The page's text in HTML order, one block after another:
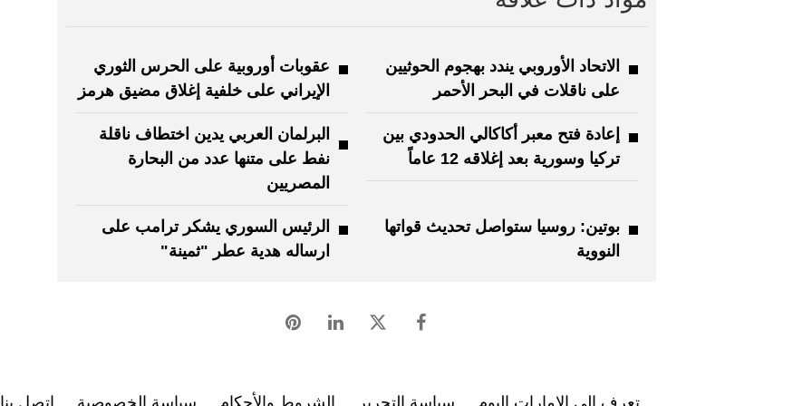
الاتحاد الأوروبي يندد بهجوم الحوثيين
على ناقلات في البحر الأحمر
عقوبات أوروبية على الحرس الثوري
الإيراني على خلفية إغلاق مضيق هرمز
إعادة فتح معبر أكاكالي الحدودي بين
تركيا وسورية بعد إغلاقه 12 عاماً
البرلمان العربي يدين اختطاف ناقلة
نفط على متنها عدد من البحارة
المصريين
بوتين: روسيا ستواصل تحديث قواتها
النووية
الرئيس السوري يشكر ترامب على
ارساله هدية عطر "ثمينة"
تعرف إلى الإمارات اليوم سياسة التحرير الشروط والأحكام سياسة الخصوصية اتصل بنا